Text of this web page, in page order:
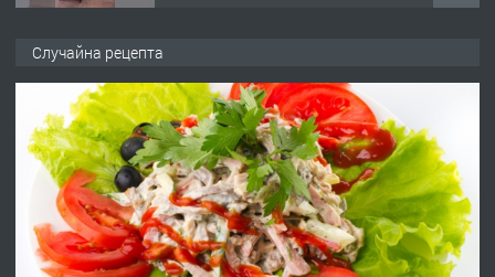
преди 10 месеца
ПРЕДЛАГА
Професионална броячна машина -
със сертификат от ЕЦБ
Случайна рецепта